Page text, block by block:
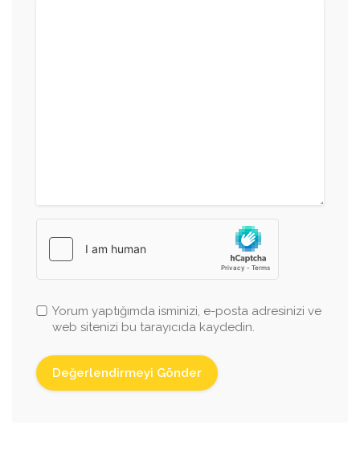
Yorum yaptığımda isminizi, e-posta adresinizi ve
web sitenizi bu tarayıcıda kaydedin.